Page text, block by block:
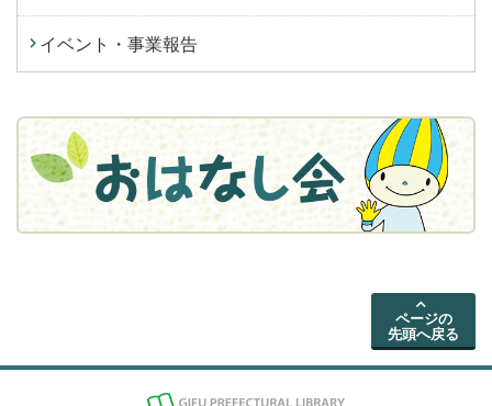
イベント・事業報告
ページの
先頭へ戻る